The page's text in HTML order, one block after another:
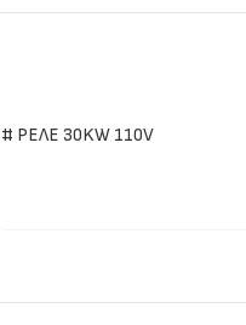
# ΡΕΛΕ 30KW 110V